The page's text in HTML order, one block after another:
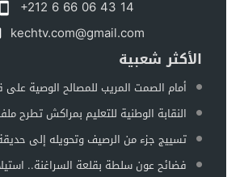
+212 6 66 06 43 14
kechtv.com@gmail.com
الأكثر شعبية
أمام الصمت المريب للمصالح الوصية
النقابة الوطنية للتعليم بمراكش تطرح
تسييج جزء من الرصيف وتحويله إلى
فضائح عون سلطة بقلعة السراغنة..